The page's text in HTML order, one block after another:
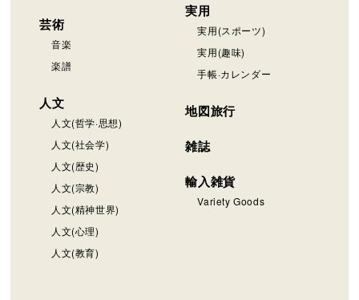
芸術
音楽
楽譜
人文
人文(哲学·思想)
人文(社会学)
人文(歴史)
人文(宗教)
人文(精神世界)
人文(心理)
人文(教育)
実用
実用(スポーツ)
実用(趣味)
手帳·カレンダー
地図旅行
雑誌
輸入雑貨
Variety Goods